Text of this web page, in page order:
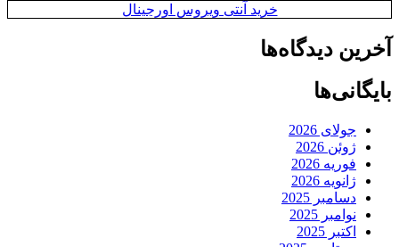
خرید آنتی ویروس اورجینال
آخرین دیدگاه‌ها
بایگانی‌ها
جولای 2026
ژوئن 2026
فوریه 2026
ژانویه 2026
دسامبر 2025
نوامبر 2025
اکتبر 2025